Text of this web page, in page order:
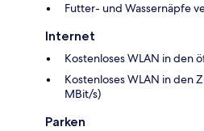
Futter- und Wassernäpfe
Internet
Kostenloses WLAN in den
Kostenloses WLAN in den
MBit/s)
Parken